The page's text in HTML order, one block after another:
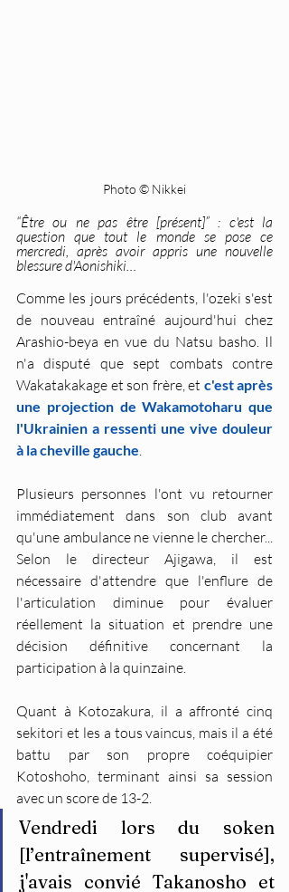
Photo © Nikkei
“Être ou ne pas être [présent]” : c'est la
question que tout le monde se pose ce
mercredi, après avoir appris une nouvelle
blessure d'Aonishiki…
Comme les jours précédents, l'ozeki s'est
de nouveau entraîné aujourd'hui chez
Arashio-beya en vue du Natsu basho. Il
n'a disputé que sept combats contre
Wakatakakage et son frère, et c'est après
une projection de Wakamotoharu que
l'Ukrainien a ressenti une vive douleur
à la cheville gauche
Plusieurs personnes l'ont vu retourner
immédiatement dans son club avant
qu'une ambulance ne vienne le chercher...
Selon le directeur Ajigawa, il est
nécessaire d'attendre que l'enflure de
l'articulation diminue pour évaluer
réellement la situation et prendre une
décision définitive concernant la
participation à la quinzaine.
Quant à Kotozakura, il a affronté cinq
sekitori et les a tous vaincus, mais il a été
battu par son propre coéquipier
Kotoshoho, terminant ainsi sa session
avec un score de 13-2.
Vendredi lors du soken
[l’entraînement supervisé],
j'avais convié Takanosho et